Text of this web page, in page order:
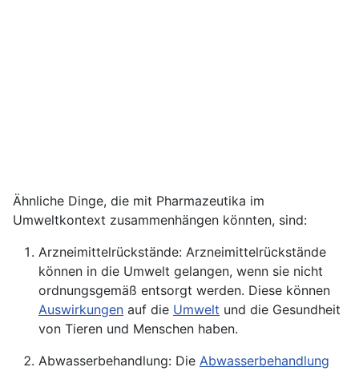
Ähnliche Dinge, die mit Pharmazeutika im
Umweltkontext zusammenhängen könnten, sind:
Arzneimittelrückstände: Arzneimittelrückstände
können in die Umwelt gelangen, wenn sie nicht
ordnungsgemäß entsorgt werden. Diese können
Auswirkungen auf die Umwelt und die Gesundheit
von Tieren und Menschen haben.
Abwasserbehandlung: Die Abwasserbehandlung